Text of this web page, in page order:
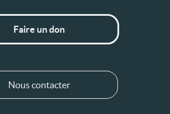
Faire un don
Nous contacter